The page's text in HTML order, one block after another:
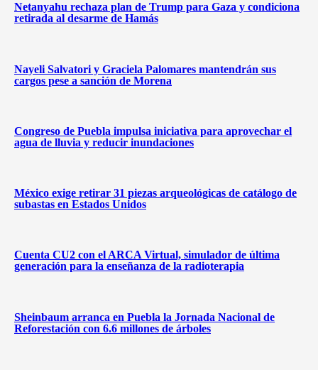
Netanyahu rechaza plan de Trump para Gaza y condiciona
retirada al desarme de Hamás
Nayeli Salvatori y Graciela Palomares mantendrán sus
cargos pese a sanción de Morena
Congreso de Puebla impulsa iniciativa para aprovechar el
agua de lluvia y reducir inundaciones
México exige retirar 31 piezas arqueológicas de catálogo de
subastas en Estados Unidos
Cuenta CU2 con el ARCA Virtual, simulador de última
generación para la enseñanza de la radioterapia
Sheinbaum arranca en Puebla la Jornada Nacional de
Reforestación con 6.6 millones de árboles